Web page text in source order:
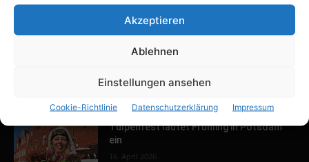
Akzeptieren
Ablehnen
Einstellungen ansehen
Cookie-Richtlinie Datenschutzerklärung Impressum
Weil du mir gehörst – die ARD macht
durch ihren Film Eltern-Kind-
Entfremdung der Öffentlichkeit sichtbar
26. März 2020
Tulpenfest läutet Frühling in Potsdam
ein
16. April 2026